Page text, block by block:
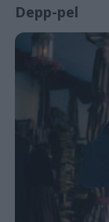
Depp-pel